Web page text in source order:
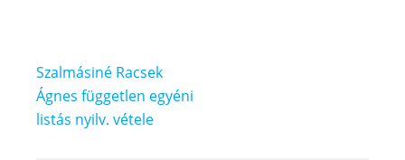
Bejegyzés
navigáció
Szalmásiné Racsek
Ágnes független egyéni
listás nyilv. vétele